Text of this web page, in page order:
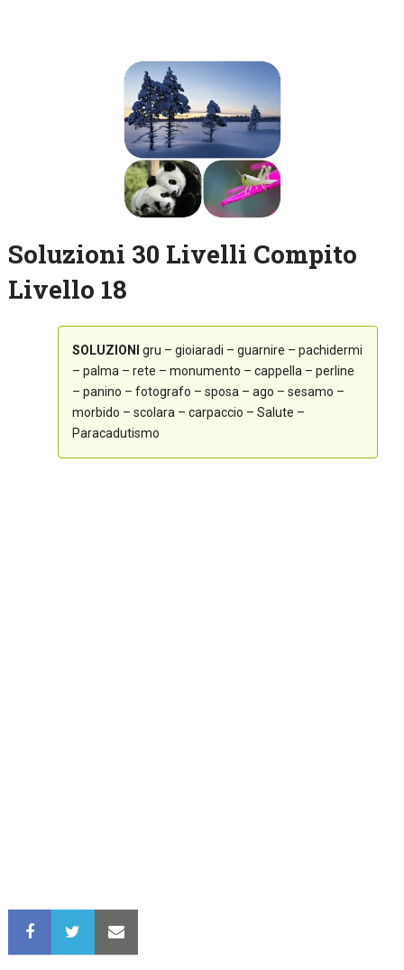
Soluzioni 30 Livelli Compito
Livello 18
SOLUZIONI
gru – gioiaradi – guarnire – pachidermi
– palma – rete – monumento – cappella – perline
– panino – fotografo – sposa – ago – sesamo –
morbido – scolara – carpaccio – Salute –
Paracadutismo